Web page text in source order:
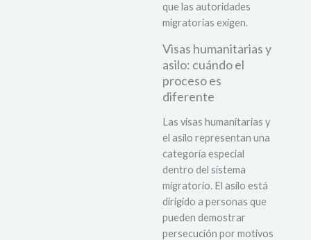
que las autoridades
migratorias exigen.
Visas humanitarias y
asilo: cuándo el
proceso es
diferente
Las visas humanitarias y
el asilo representan una
categoría especial
dentro del sistema
migratorio. El asilo está
dirigido a personas que
pueden demostrar
persecución por motivos